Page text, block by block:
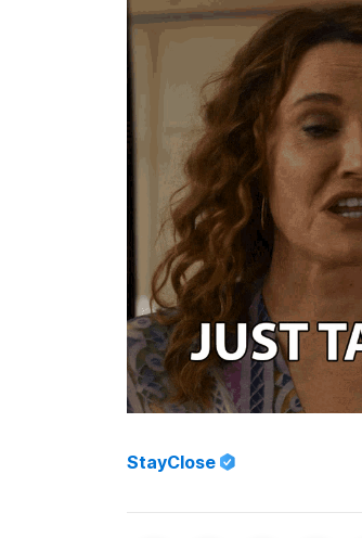
StayClose